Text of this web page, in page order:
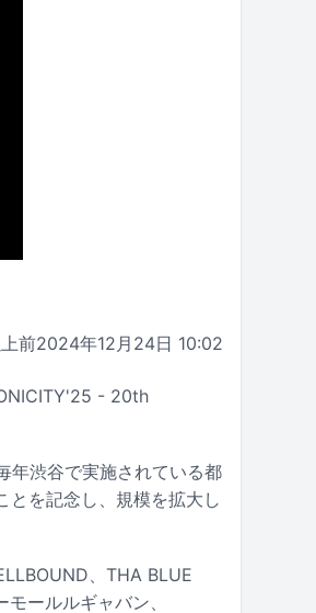
前2024年12月24日 10:02
- 20th
年渋谷で実施されている都
を記念し、規模を拡大し
、THA BLUE
ールルギャバン、